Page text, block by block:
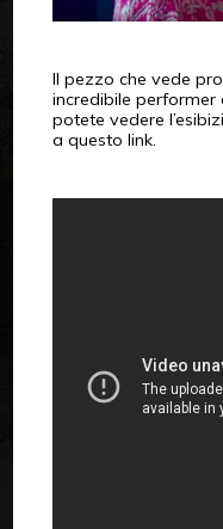
Il pezzo che vede
incredibile performer
potete vedere
a questo link.